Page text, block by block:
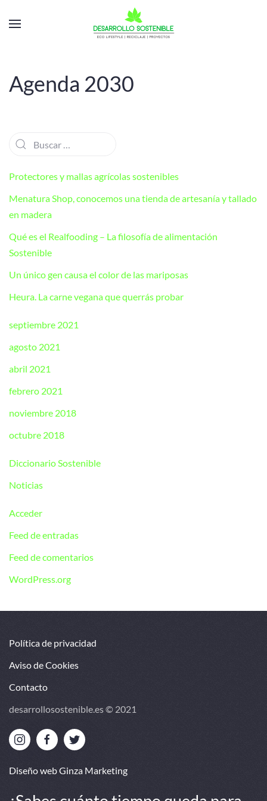
Agenda 2030
Protectores y mallas agrícolas sostenibles
Menatura Shop, conocemos una tienda de artesanía y tallado
en madera
Qué es el Realfooding – La filosofía de alimentación
Sostenible
Un único gen causa el color de las mariposas
Heura. La carne vegana que querrás probar
septiembre 2021
agosto 2021
abril 2021
febrero 2021
noviembre 2018
octubre 2018
Diccionario Sostenible
Noticias
Acceder
Feed de entradas
Feed de comentarios
WordPress.org
Política de privacidad
Aviso de Cookies
Contacto
desarrollosostenible.es © 2021
Diseño web Ginza Marketing